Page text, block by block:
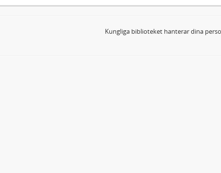
Kungliga biblioteket hanterar dina